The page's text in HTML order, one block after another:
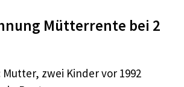
Mütterrente bei 2
zwei Kinder vor 1992